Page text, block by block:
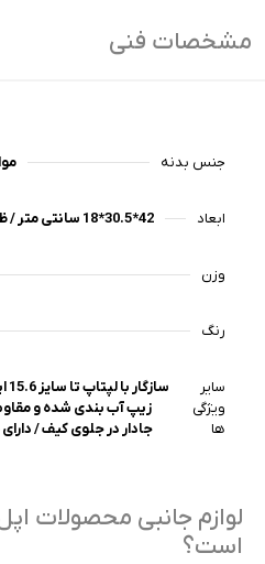
مشخصات فنی
جنس بدنه
ابعاد 42*30.5*18 سانتی متر / ظرفیت محفظه داخلی 24 لیتر
وزن
رنگ
سایر
ویژگی
ها
زیپ آب بندی شده و
جادار در جلوی کیف /
لوازم جانبی محصولات
است؟